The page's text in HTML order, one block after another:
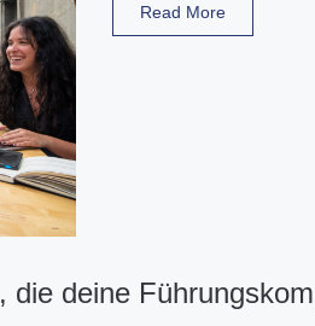
Read More
deine